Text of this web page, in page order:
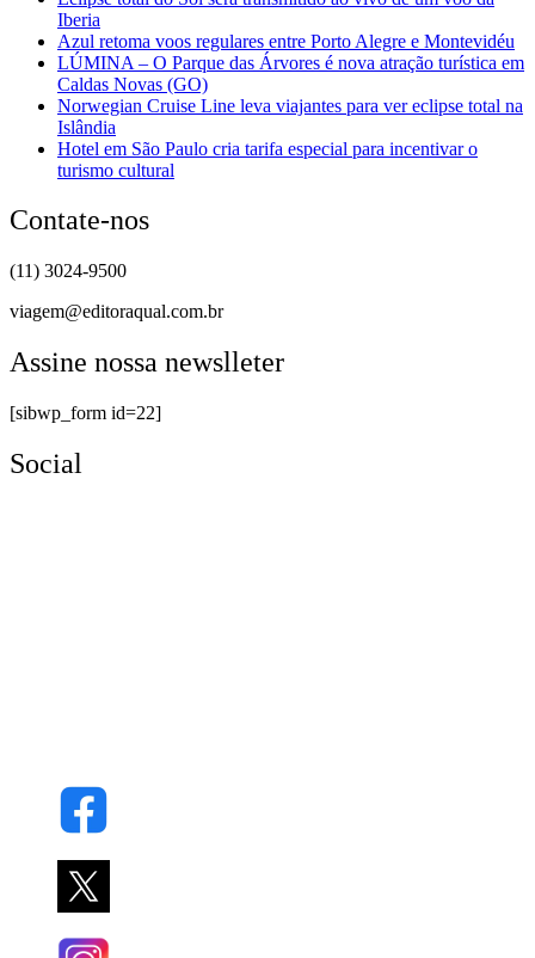
Iberia
Azul retoma voos regulares entre Porto Alegre e Montevidéu
LÚMINA – O Parque das Árvores é nova atração turística em
Caldas Novas (GO)
Norwegian Cruise Line leva viajantes para ver eclipse total na
Islândia
Hotel em São Paulo cria tarifa especial para incentivar o
turismo cultural
Contate-nos
(11) 3024-9500
viagem@editoraqual.com.br
Assine nossa newslleter
[sibwp_form id=22]
Social